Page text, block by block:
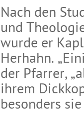
Nach den
und
wurde er
Herhahn.
der Pfarrer,
ihrem
besonders